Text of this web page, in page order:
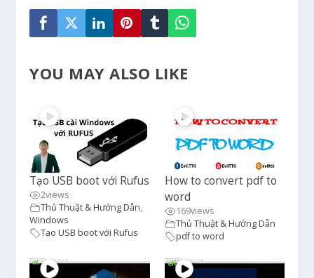
YOU MAY ALSO LIKE
Tạo USB boot với Rufus
2views
Thủ Thuật & Hướng Dẫn,
Windows
Tạo USB boot với Rufus
How to convert pdf to
word
169views
Thủ Thuật & Hướng Dẫn
pdf to word